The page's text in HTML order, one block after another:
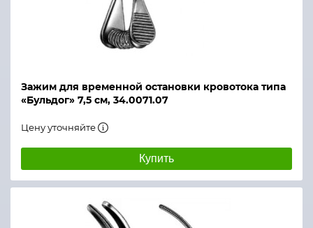
Зажим для временной остановки кровотока типа
«Бульдог» 7,5 см, 34.0071.07
Цену уточняйте
Купить